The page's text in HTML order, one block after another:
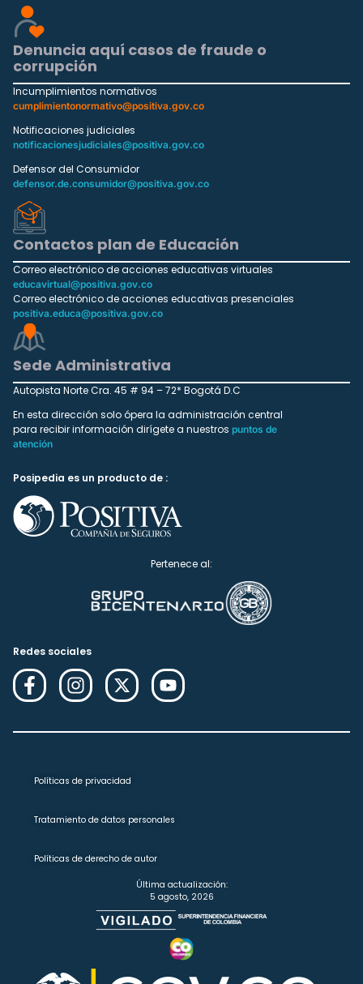
Denuncia aquí casos de fraude o
corrupción
Incumplimientos normativos
cumplimientonormativo@positiva.gov.co
Notificaciones judiciales
notificacionesjudiciales@positiva.gov.co
Defensor del Consumidor
defensor.de.consumidor@positiva.gov.co
Contactos plan de Educación
Correo electrónico de acciones educativas virtuales
educavirtual@positiva.gov.co
Correo electrónico de acciones educativas presenciales
positiva.educa@positiva.gov.co
Sede Administrativa
Autopista Norte Cra. 45 # 94 – 72* Bogotá D.C
En esta dirección solo ópera la administración central
para recibir información dirígete a nuestros puntos de
atención
Posipedia es un producto de :
Pertenece al:
Redes sociales
Políticas de privacidad
Tratamiento de datos personales
Políticas de derecho de autor
Última actualización:
5 agosto, 2026